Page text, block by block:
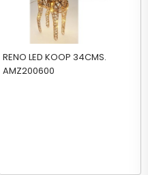
RENO LED KOOP 34CMS.
AMZ200600